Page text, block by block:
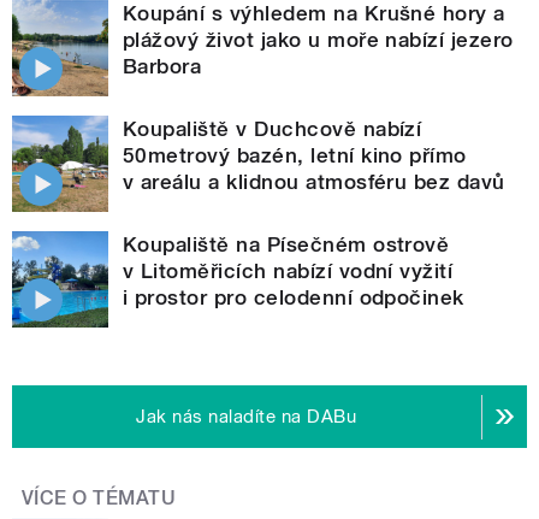
Koupání s výhledem na Krušné hory a
plážový život jako u moře nabízí jezero
Barbora
Koupaliště v Duchcově nabízí
50metrový bazén, letní kino přímo
v areálu a klidnou atmosféru bez davů
Koupaliště na Písečném ostrově
v Litoměřicích nabízí vodní vyžití
i prostor pro celodenní odpočinek
Jak nás naladíte na DABu
VÍCE O TÉMATU